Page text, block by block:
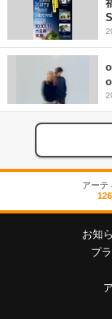
アーテ
お知
プ